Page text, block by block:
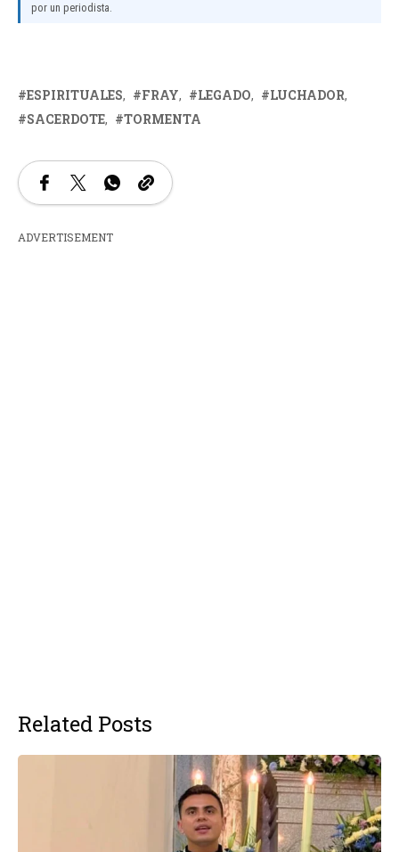
por un periodista.
ESPIRITUALES FRAY LEGADO
LUCHADOR
SACERDOTE
TORMENTA
ADVERTISEMENT
Related Posts